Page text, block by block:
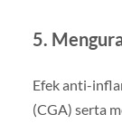
5.
Efek anti-
(CGA) serta